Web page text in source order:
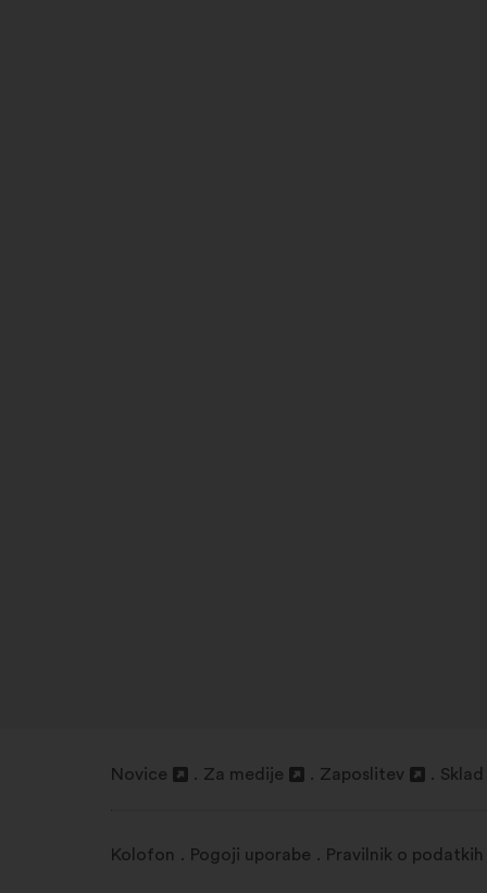
Novice
zavihku
Za medije
zavihku
Zaposlitev
Odpri
zavihku
Kolofon Pogoji uporabe Pravilnik o podatkih